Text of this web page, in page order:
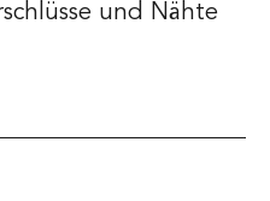
und Nähte